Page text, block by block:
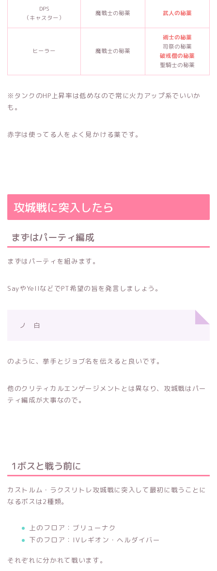
DPS
（キャスター）
魔戦士の秘薬 武人の秘薬
ヒーラー 魔戦士の秘薬
術士の秘薬
司祭の秘薬
破戒僧の秘薬
聖騎士の秘薬
※タンクのHP上昇率は低めなので常に火力アップ系でいいか
も。
赤字は使ってる人をよく見かける薬です。
攻城戦に突入したら
まずはパーティ編成
まずはパーティを組みます。
SayやYellなどでPT希望の旨を発言しましょう。
ノ 白
のように、挙手とジョブ名を伝えると良いです。
他のクリティカルエンゲージメントとは異なり、攻城戦はパー
ティ編成が大事なので。
1ボスと戦う前に
カストルム・ラクスリトレ攻城戦に突入して最初に戦うことに
なるボスは2種類。
上のフロア：ブリューナク
下のフロア：IVレギオン・ヘルダイバー
それぞれに分かれて戦います。